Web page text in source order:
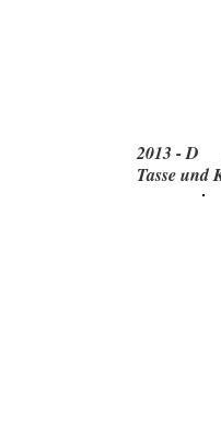
2013 - D
Tasse und